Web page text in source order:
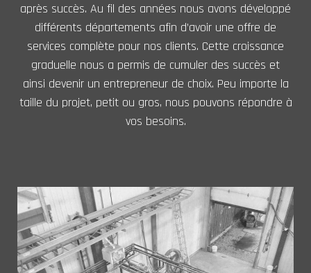
après succès. Au fil des années nous avons développé
différents départements afin d’avoir une offre de
services complète pour nos clients. Cette croissance
graduelle nous a permis de cumuler des succès et
ainsi devenir un entrepreneur de choix. Peu importe la
taille du projet, petit ou gros, nous pouvons répondre à
vos besoins.